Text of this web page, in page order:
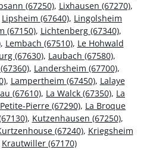
(67250), Lixhausen (67270),
Lipsheim (67640), Lingolsheim
(67150), Lichtenberg (67340),
, Lembach (67510), Le Hohwald
(67630), Laubach (67580),
, Landersheim (67700),
, Lampertheim (67450), Lalaye
(67610), La Walck (67350), La
Pierre (67290), La Broque
, Kutzenhausen (67250),
(67240), Kriegsheim
Krautwiller (67170)